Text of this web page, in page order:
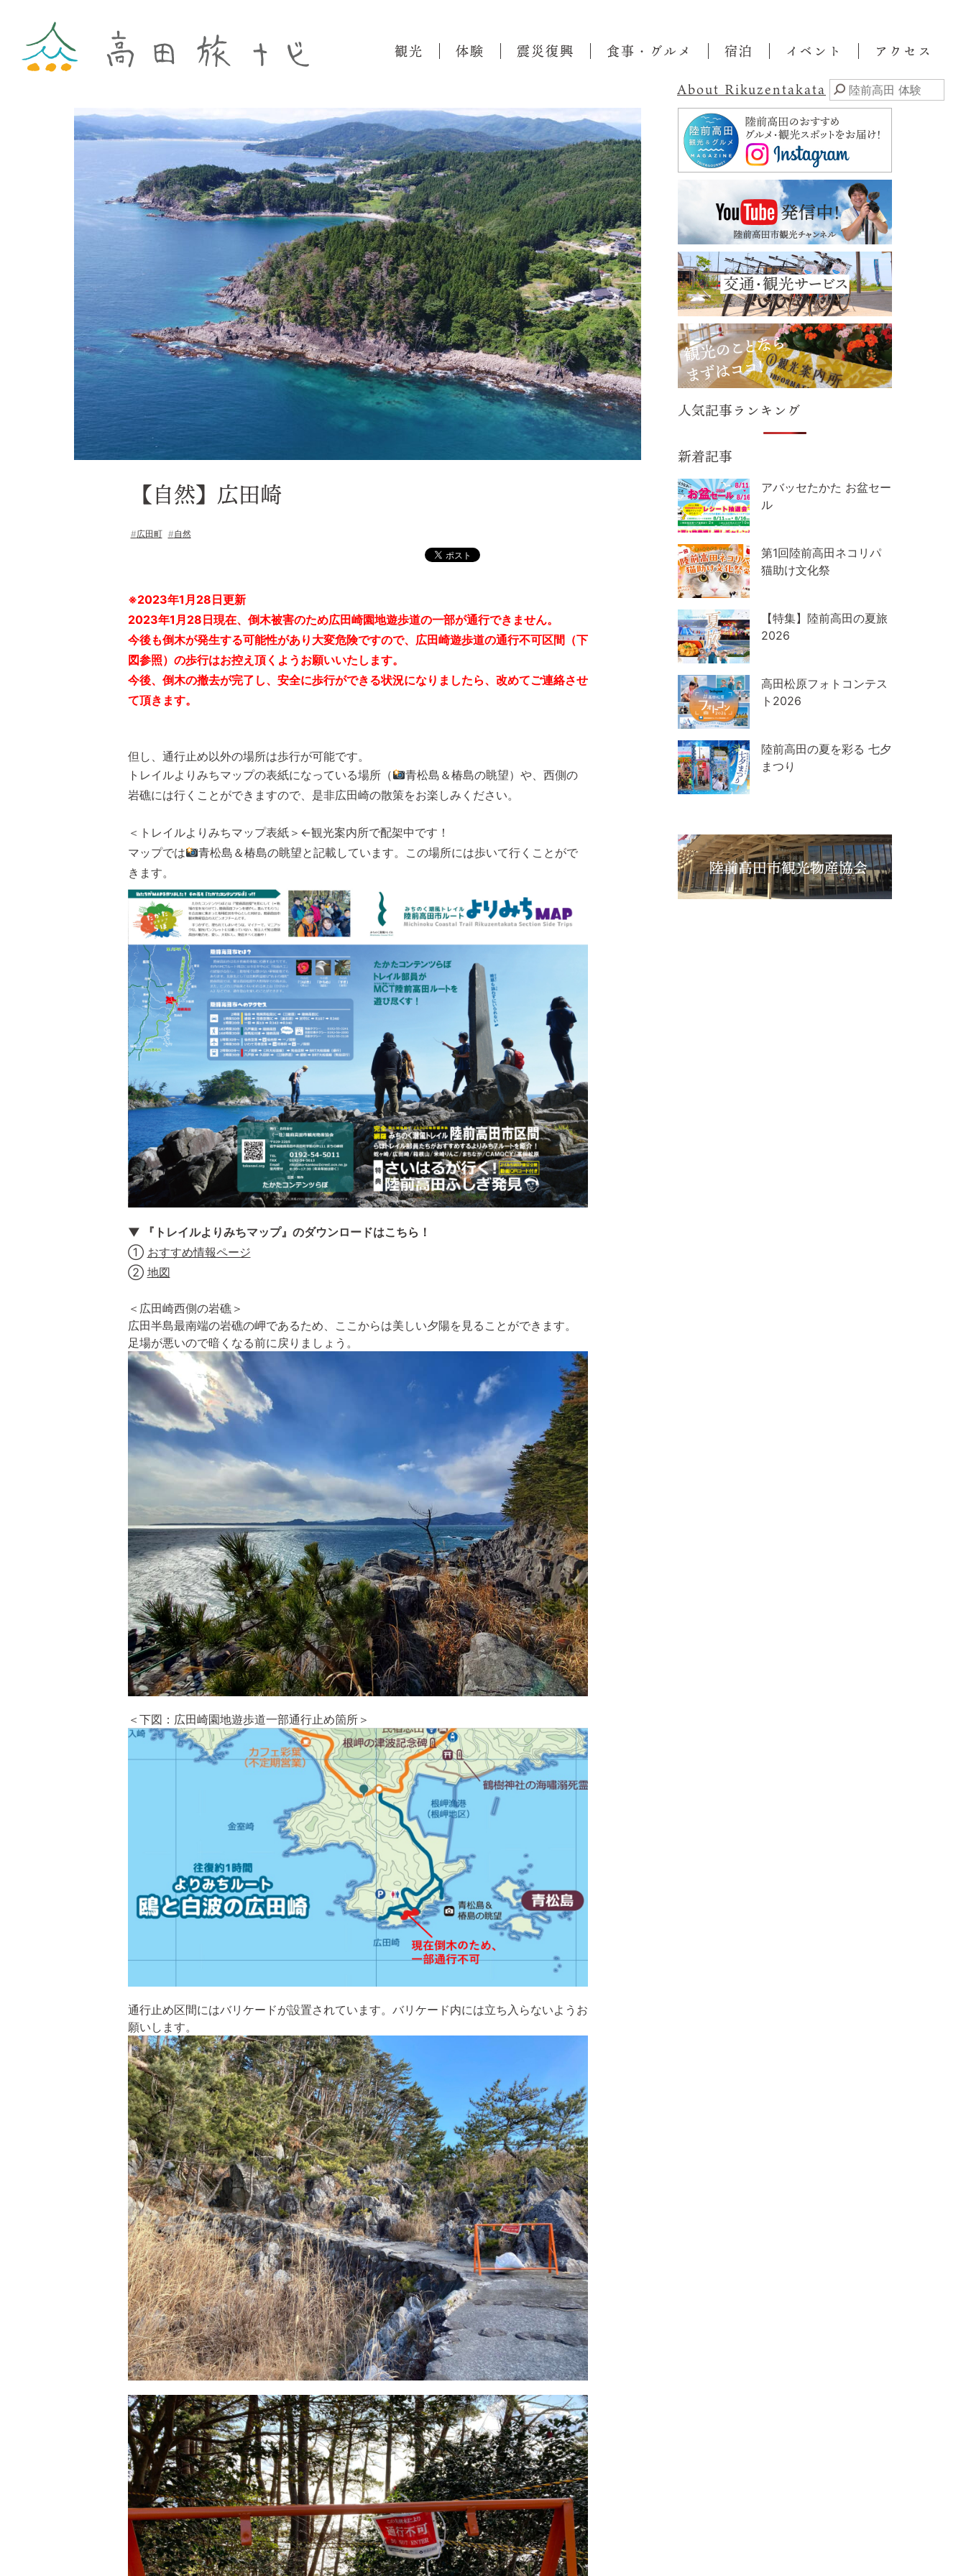
観光 体験 震災復興 食事・グルメ 宿泊 イベント アクセス
About Rikuzentakata
【自然】広田崎
広田町 自然
※2023年1月28日更新
2023年1月28日現在、倒木被害のため広田崎園地遊歩道の一部が通行できません。
今後も倒木が発生する可能性があり大変危険ですので、広田崎遊歩道の通行不可区間（下
図参照）の歩行はお控え頂くようお願いいたします。
今後、倒木の撤去が完了し、安全に歩行ができる状況になりましたら、改めてご連絡させ
て頂きます。
但し、通行止め以外の場所は歩行が可能です。
トレイルよりみちマップの表紙になっている場所（
青松島＆椿島の眺望）や、西側の
岩礁には行くことができますので、是非広田崎の散策をお楽しみください。
＜トレイルよりみちマップ表紙＞←観光案内所で配架中です！
マップでは
青松島＆椿島の眺望と記載しています。この場所には歩いて行くことがで
きます。
▼ 『トレイルよりみちマップ』のダウンロードはこちら！
① おすすめ情報ページ
② 地図
＜広田崎西側の岩礁＞
広田半島最南端の岩礁の岬であるため、ここからは美しい夕陽を見ることができます。
足場が悪いので暗くなる前に戻りましょう。
＜下図：広田崎園地遊歩道一部通行止め箇所＞
通行止め区間にはバリケードが設置されています。バリケード内には立ち入らないようお
願いします。
人気記事ランキング
新着記事
アバッセたかた お盆セー
ル
第1回陸前高田ネコリパ
猫助け文化祭
【特集】陸前高田の夏旅
2026
高田松原フォトコンテス
ト2026
陸前高田の夏を彩る 七夕
まつり